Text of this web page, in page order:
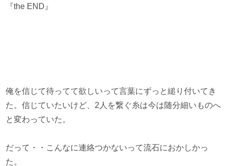
『the END』
俺を信じて待ってて欲しいって言葉にずっと縋り付いてき
た。信じていたいけど、2人を繋ぐ糸は今は随分細いものへ
と変わっていた。
だって・・こんなに連絡つかないって流石におかしかっ
た。